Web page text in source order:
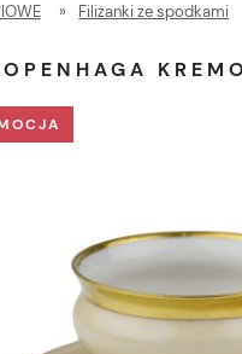
» Filiżanki ze spodkami